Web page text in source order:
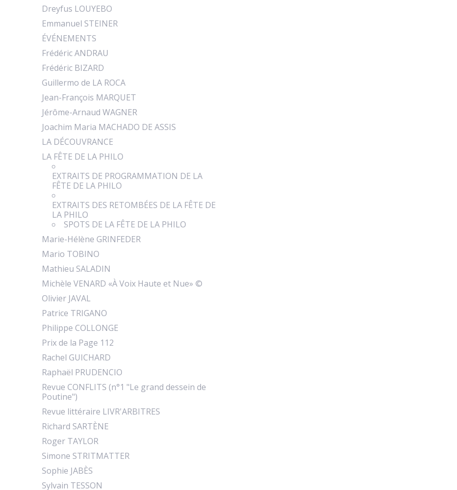
Dreyfus LOUYEBO
Emmanuel STEINER
ÉVÉNEMENTS
Frédéric ANDRAU
Frédéric BIZARD
Guillermo de LA ROCA
Jean-François MARQUET
Jérôme-Arnaud WAGNER
Joachim Maria MACHADO DE ASSIS
LA DÉCOUVRANCE
LA FÊTE DE LA PHILO
EXTRAITS DE PROGRAMMATION DE LA
FÊTE DE LA PHILO
EXTRAITS DES RETOMBÉES DE LA FÊTE DE
LA PHILO
SPOTS DE LA FÊTE DE LA PHILO
Marie-Hélène GRINFEDER
Mario TOBINO
Mathieu SALADIN
Michèle VENARD «À Voix Haute et Nue» ©
Olivier JAVAL
Patrice TRIGANO
Philippe COLLONGE
Prix de la Page 112
Rachel GUICHARD
Raphaël PRUDENCIO
Revue CONFLITS (n°1 "Le grand dessein de
Poutine")
Revue littéraire LIVR'ARBITRES
Richard SARTÈNE
Roger TAYLOR
Simone STRITMATTER
Sophie JABÈS
Sylvain TESSON